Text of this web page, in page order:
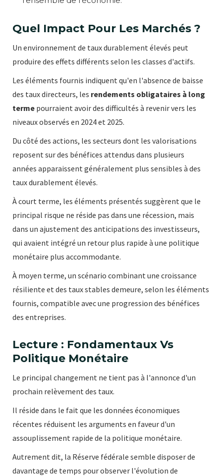
Quel Impact Pour Les Marchés ?
Un environnement de taux durablement élevés peut
produire des effets différents selon les classes d'actifs.
Les éléments fournis indiquent qu'en l'absence de baisse
des taux directeurs, les rendements obligataires à long
terme pourraient avoir des difficultés à revenir vers les
niveaux observés en 2024 et 2025.
Du côté des actions, les secteurs dont les valorisations
reposent sur des bénéfices attendus dans plusieurs
années apparaissent généralement plus sensibles à des
taux durablement élevés.
À court terme, les éléments présentés suggèrent que le
principal risque ne réside pas dans une récession, mais
dans un ajustement des anticipations des investisseurs,
qui avaient intégré un retour plus rapide à une politique
monétaire plus accommodante.
À moyen terme, un scénario combinant une croissance
résiliente et des taux stables demeure, selon les éléments
fournis, compatible avec une progression des bénéfices
des entreprises.
Lecture : Fondamentaux Vs
Politique Monétaire
Le principal changement ne tient pas à l'annonce d'un
prochain relèvement des taux.
Il réside dans le fait que les données économiques
récentes réduisent les arguments en faveur d'un
assouplissement rapide de la politique monétaire.
Autrement dit, la Réserve fédérale semble disposer de
davantage de temps pour observer l'évolution de